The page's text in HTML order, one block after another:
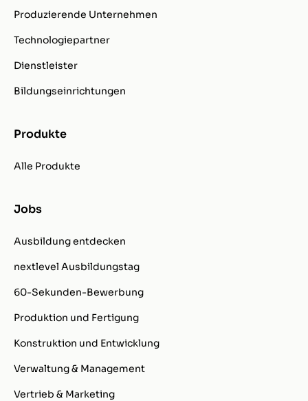
Produzierende Unternehmen
Technologiepartner
Dienstleister
Bildungseinrichtungen
Produkte
Alle Produkte
Jobs
Ausbildung entdecken
nextlevel Ausbildungstag
60-Sekunden-Bewerbung
Produktion und Fertigung
Konstruktion und Entwicklung
Verwaltung & Management
Vertrieb & Marketing